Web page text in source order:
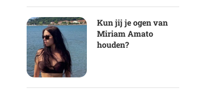
Kun jij je ogen van
Miriam Amato
houden?